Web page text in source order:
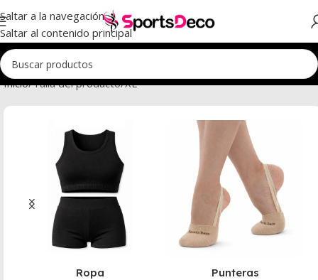
Saltar a la navegación
Saltar al contenido principal
Inicio Talla del producto XL
Ropa Punteras